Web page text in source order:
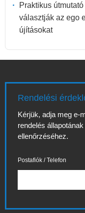
Praktikus
választják az ego
újításokat
Rendelési
Kérjük, adja meg e-
rendelés
ellenőrzéséhez.
Postafiók / Telefon